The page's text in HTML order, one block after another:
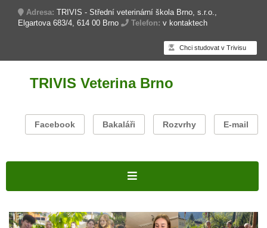
Adresa: TRIVIS - Střední veterinární škola Brno, s.r.o.,
Elgartova 683/4, 614 00 Brno
Telefon: v kontaktech
Chci studovat v Trivisu
TRIVIS Veterina Brno
Facebook Bakaláři Rozvrhy E-mail